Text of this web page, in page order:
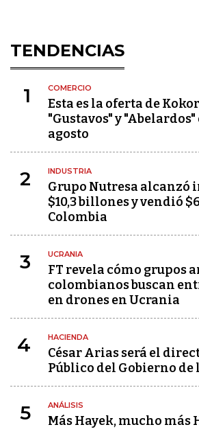
TENDENCIAS
1 COMERCIO
Esta es la oferta de
"Gustavos" y "Abelardos"
agosto
2 INDUSTRIA
Grupo Nutresa alcanzó
$10,3 billones y vendió
Colombia
3 UCRANIA
FT revela cómo grupos
colombianos buscan
en drones en Ucrania
4 HACIENDA
César Arias será el
Público del Gobierno
5 ANÁLISIS
Más Hayek, mucho más